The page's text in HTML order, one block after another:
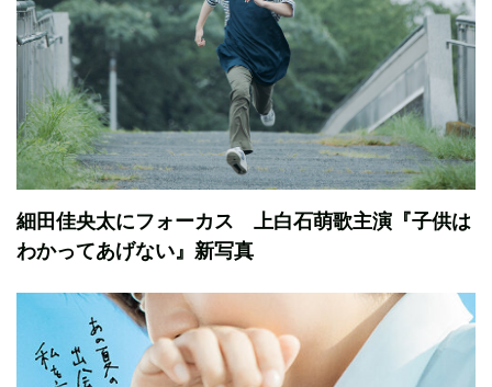
細田佳央太にフォーカス 上白石萌歌主演『子供は
わかってあげない』新写真